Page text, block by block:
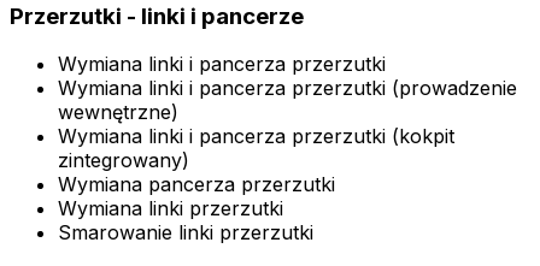
Przerzutki - linki i pancerze
Wymiana linki i pancerza przerzutki
Wymiana linki i pancerza przerzutki (prowadzenie
wewnętrzne)
Wymiana linki i pancerza przerzutki (kokpit
zintegrowany)
Wymiana pancerza przerzutki
Wymiana linki przerzutki
Smarowanie linki przerzutki